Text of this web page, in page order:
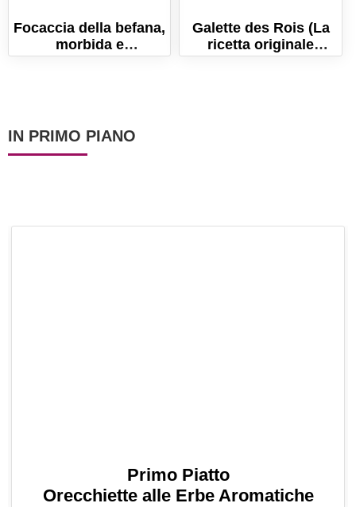
Focaccia della befana,
morbida e
scenografica! Ricetta
Galette des Rois (La
ricetta originale
francese!)
IN PRIMO PIANO
Primo Piatto
Orecchiette alle Erbe Aromatiche